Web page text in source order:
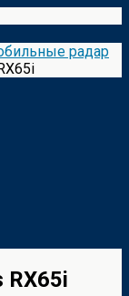
радар
RX65i